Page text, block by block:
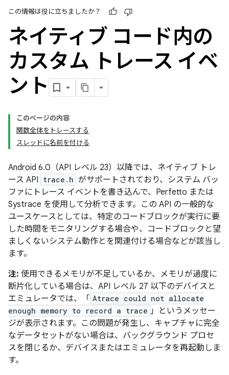
この情報は役に立ちましたか？
ネイティブ コード内の
カスタム トレース イベ
ント
このページの内容
関数全体をトレースする
スレッドに名前を付ける
Android 6.0（API レベル 23）以降では、ネイティブ トレ
ース API trace.h がサポートされており、システム バッ
ファにトレース イベントを書き込んで、Perfetto または
Systrace を使用して分析できます。この API の一般的な
ユースケースとしては、特定のコードブロックが実行に要
した時間をモニタリングする場合や、コードブロックと望
ましくないシステム動作とを関連付ける場合などが該当し
ます。
注: 使用できるメモリが不足しているか、メモリが過度に
断片化している場合は、API レベル 27 以下のデバイスと
エミュレータでは、「 Atrace could not allocate
enough memory to record a trace 」というメッセー
ジが表示されます。この問題が発生し、キャプチャに完全
なデータセットがない場合は、バックグラウンド プロセ
スを閉じるか、デバイスまたはエミュレータを再起動しま
す。